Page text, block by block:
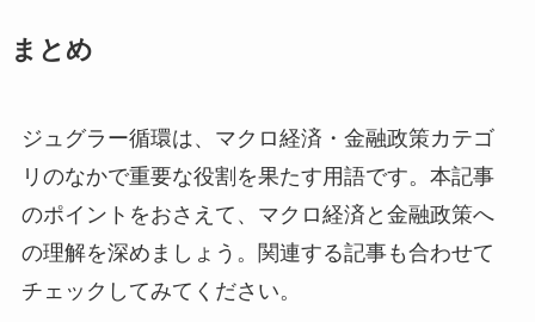
まとめ
ジュグラー循環は、マクロ経済・金融政策カテゴ
リのなかで重要な役割を果たす用語です。本記事
のポイントをおさえて、マクロ経済と金融政策へ
の理解を深めましょう。関連する記事も合わせて
チェックしてみてください。